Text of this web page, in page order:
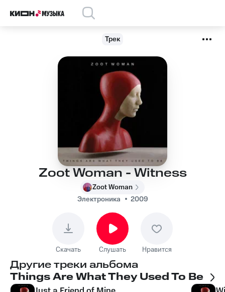
Трек
Zoot Woman - Witness
Zoot Woman
Электроника
2009
Скачать Слушать Нравится
Другие треки альбома
Things Are What They Used To Be